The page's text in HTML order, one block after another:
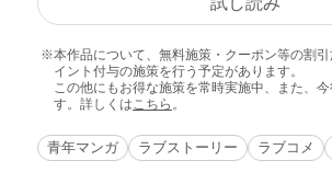
本作品について、無料施策・クーポン等の割
イント付与の施策を行う予定があります。
この他にもお得な施策を常時実施中、また、
す。詳しくは こちら 。
青年マンガ ラブストーリー ラブコメ